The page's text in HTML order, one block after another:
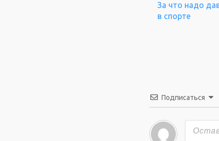
За что надо
в спорте
Подписаться